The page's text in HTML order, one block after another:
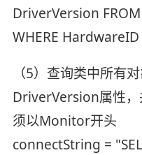
DriverVersion
WHERE
（5）查询类中所有
DriverVersion属性
须以Monitor开头
connectString =